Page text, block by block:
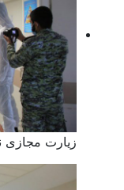
زیارت مجازی